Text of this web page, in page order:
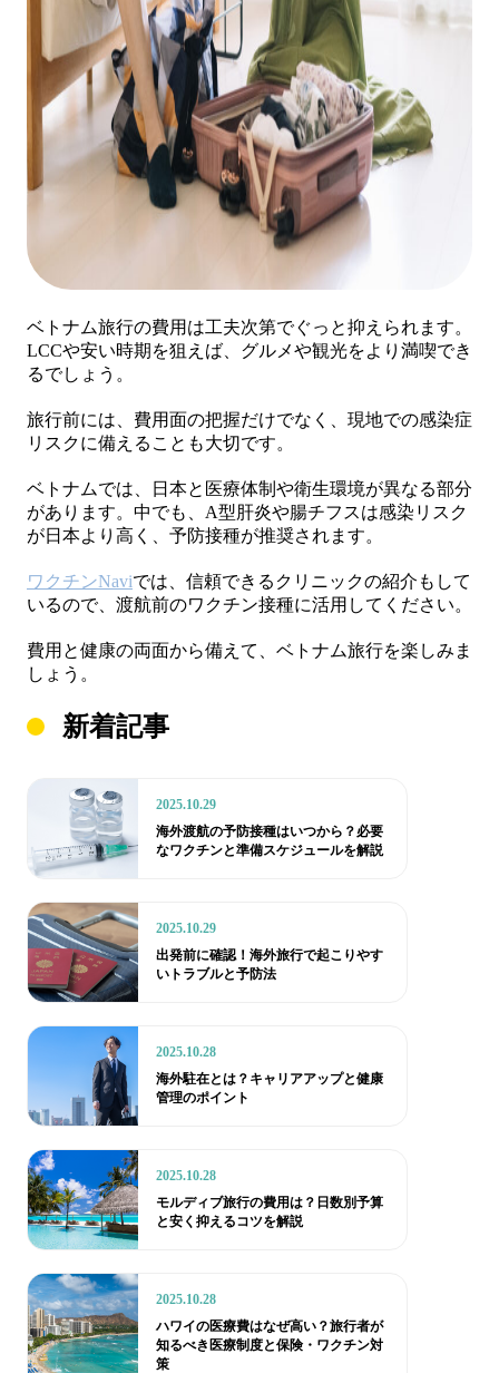
ベトナム旅行の費用は工夫次第でぐっと抑えられます。
LCCや安い時期を狙えば、グルメや観光をより満喫でき
るでしょう。
旅行前には、費用面の把握だけでなく、現地での感染症
リスクに備えることも大切です。
ベトナムでは、日本と医療体制や衛生環境が異なる部分
があります。中でも、A型肝炎や腸チフスは感染リスク
が日本より高く、予防接種が推奨されます。
ワクチンNaviでは、信頼できるクリニックの紹介もして
いるので、渡航前のワクチン接種に活用してください。
費用と健康の両面から備えて、ベトナム旅行を楽しみま
しょう。
新着記事
2025.10.29
海外渡航の予防接種はいつから？必要
なワクチンと準備スケジュールを解説
2025.10.29
出発前に確認！海外旅行で起こりやす
いトラブルと予防法
2025.10.28
海外駐在とは？キャリアアップと健康
管理のポイント
2025.10.28
モルディブ旅行の費用は？日数別予算
と安く抑えるコツを解説
2025.10.28
ハワイの医療費はなぜ高い？旅行者が
知るべき医療制度と保険・ワクチン対
策